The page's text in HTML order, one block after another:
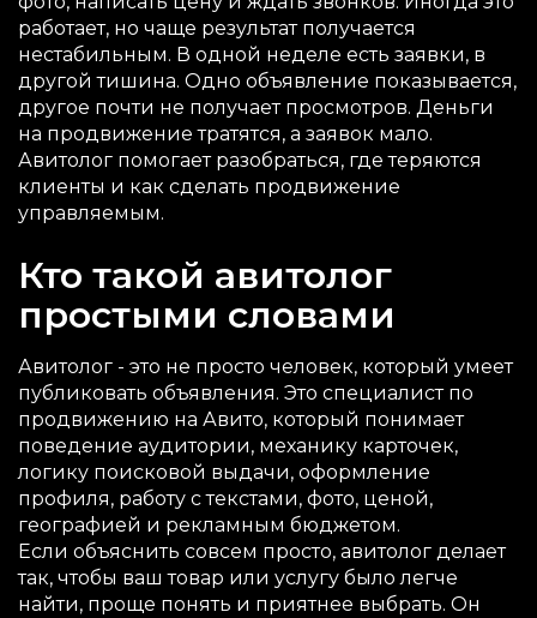
работает, но чаще результат получается
нестабильным. В одной неделе есть заявки, в
другой тишина. Одно объявление показывается,
другое почти не получает просмотров. Деньги
на продвижение тратятся, а заявок мало.
Авитолог помогает разобраться, где теряются
клиенты и как сделать продвижение
управляемым.
Кто такой авитолог
простыми словами
Авитолог - это не просто человек, который умеет
публиковать объявления. Это специалист по
продвижению на Авито, который понимает
поведение аудитории, механику карточек,
логику поисковой выдачи, оформление
профиля, работу с текстами, фото, ценой,
географией и рекламным бюджетом.
Если объяснить совсем просто, авитолог делает
так, чтобы ваш товар или услугу было легче
найти, проще понять и приятнее выбрать. Он